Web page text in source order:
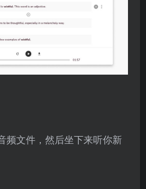
频文件，然后坐下来听你新